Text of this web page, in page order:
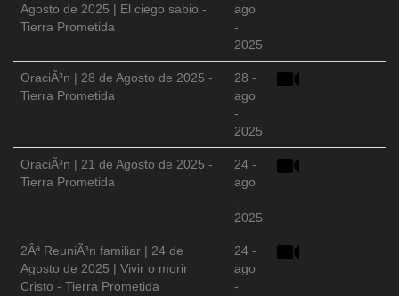
Agosto de 2025 | El ciego sabio -
Tierra Prometida
ago
-
2025
OraciÃ³n | 28 de Agosto de 2025 -
Tierra Prometida
28 -
ago
-
2025
OraciÃ³n | 21 de Agosto de 2025 -
Tierra Prometida
24 -
ago
-
2025
2Âª ReuniÃ³n familiar | 24 de
Agosto de 2025 | Vivir o morir
Cristo - Tierra Prometida
24 -
ago
-